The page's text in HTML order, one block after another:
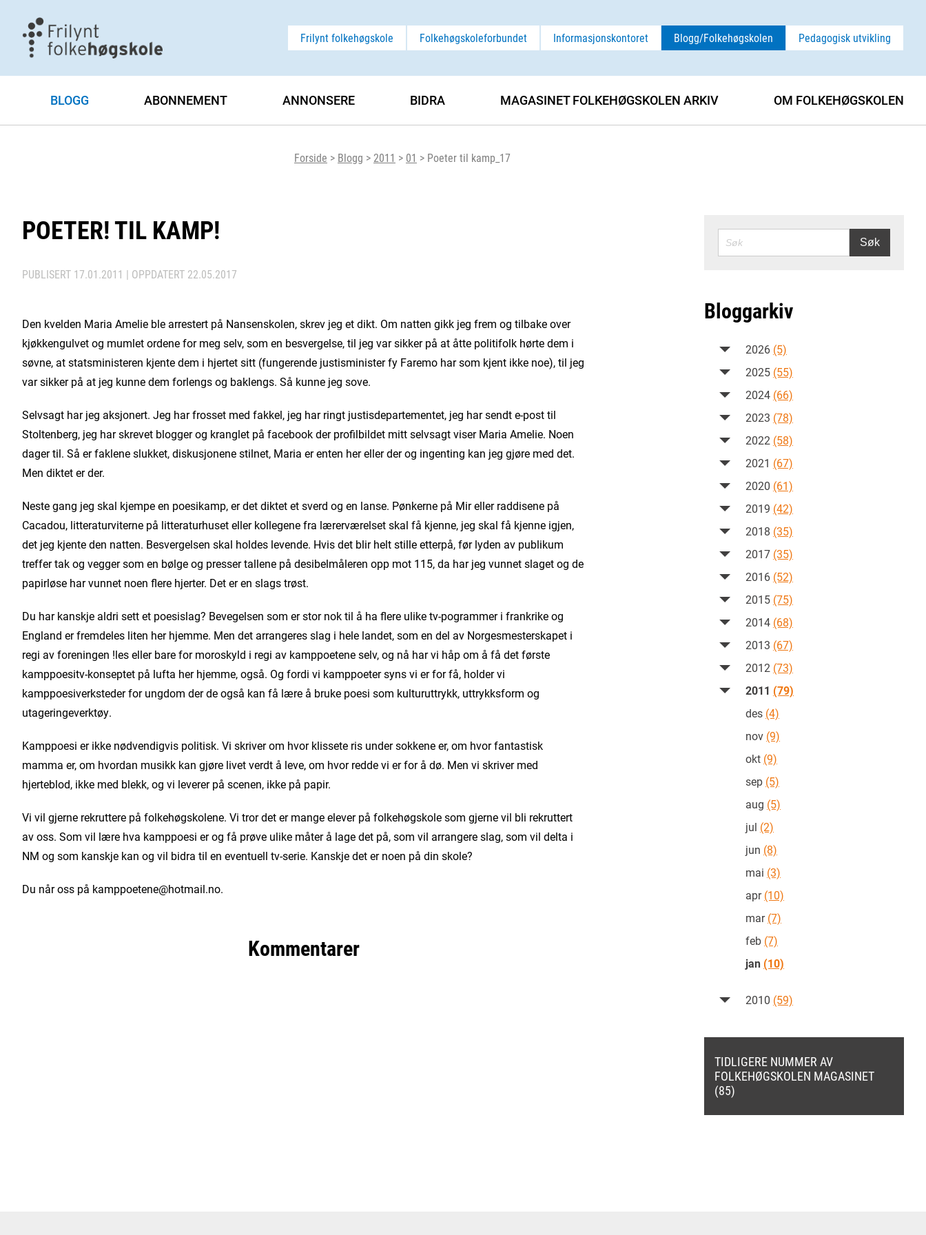
Frilynt folkehøgskole Folkehøgskoleforbundet Informasjonskontoret Blogg/Folkehøgskolen Pedagogisk utvikling
Forside > Blogg > 2011 > 01 > Poeter til kamp_17
BLOGG ABONNEMENT ANNONSERE BIDRA MAGASINET FOLKEHØGSKOLEN ARKIV OM FOLKEHØGSKOLEN
POETER! TIL KAMP!
PUBLISERT 17.01.2011 | OPPDATERT 22.05.2017
Den kvelden Maria Amelie ble arrestert på Nansenskolen, skrev jeg et dikt. Om natten gikk jeg frem og tilbake over
kjøkkengulvet og mumlet ordene for meg selv, som en besvergelse, til jeg var sikker på at åtte politifolk hørte dem i
søvne, at statsministeren kjente dem i hjertet sitt (fungerende justisminister fy Faremo har som kjent ikke noe), til jeg
var sikker på at jeg kunne dem forlengs og baklengs. Så kunne jeg sove.
Selvsagt har jeg aksjonert. Jeg har frosset med fakkel, jeg har ringt justisdepartementet, jeg har sendt e-post til
Stoltenberg, jeg har skrevet blogger og kranglet på facebook der profilbildet mitt selvsagt viser Maria Amelie. Noen
dager til. Så er faklene slukket, diskusjonene stilnet, Maria er enten her eller der og ingenting kan jeg gjøre med det.
Men diktet er der.
Neste gang jeg skal kjempe en poesikamp, er det diktet et sverd og en lanse. Pønkerne på Mir eller raddisene på
Cacadou, litteraturviterne på litteraturhuset eller kollegene fra lærerværelset skal få kjenne, jeg skal få kjenne igjen,
det jeg kjente den natten. Besvergelsen skal holdes levende. Hvis det blir helt stille etterpå, før lyden av publikum
treffer tak og vegger som en bølge og presser tallene på desibelmåleren opp mot 115, da har jeg vunnet slaget og de
papirløse har vunnet noen flere hjerter. Det er en slags trøst.
Du har kanskje aldri sett et poesislag? Bevegelsen som er stor nok til å ha flere ulike tv-pogrammer i frankrike og
England er fremdeles liten her hjemme. Men det arrangeres slag i hele landet, som en del av Norgesmesterskapet i
regi av foreningen !les eller bare for moroskyld i regi av kamppoetene selv, og nå har vi håp om å få det første
kamppoesitv-konseptet på lufta her hjemme, også. Og fordi vi kamppoeter syns vi er for få, holder vi
kamppoesiverksteder for ungdom der de også kan få lære å bruke poesi som kulturuttrykk, uttrykksform og
utageringeverktøy.
Kamppoesi er ikke nødvendigvis politisk. Vi skriver om hvor klissete ris under sokkene er, om hvor fantastisk
mamma er, om hvordan musikk kan gjøre livet verdt å leve, om hvor redde vi er for å dø. Men vi skriver med
hjerteblod, ikke med blekk, og vi leverer på scenen, ikke på papir.
Vi vil gjerne rekruttere på folkehøgskolene. Vi tror det er mange elever på folkehøgskole som gjerne vil bli rekruttert
av oss. Som vil lære hva kamppoesi er og få prøve ulike måter å lage det på, som vil arrangere slag, som vil delta i
NM og som kanskje kan og vil bidra til en eventuell tv-serie. Kanskje det er noen på din skole?
Du når oss på kamppoetene@hotmail.no.
Kommentarer
SØK Søk
Bloggarkiv
2026 (5)
2025 (55)
2024 (66)
2023 (78)
2022 (58)
2021 (67)
2020 (61)
2019 (42)
2018 (35)
2017 (35)
2016 (52)
2015 (75)
2014 (68)
2013 (67)
2012 (73)
2011 (79)
des (4)
nov (9)
okt (9)
sep (5)
aug (5)
jul (2)
jun (8)
mai (3)
apr(10)
mar(7)
feb (7)
jan (10)
2010 (59)
TIDLIGERE NUMMER AV
FOLKEHØGSKOLEN MAGASINET
(85)